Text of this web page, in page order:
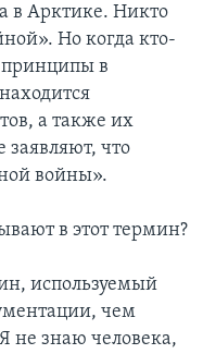
в Арктике. Никто
Но когда кто-
в
а также их
заявляют, что
войны».
в этот термин?
используемый
чем
не знаю человека,